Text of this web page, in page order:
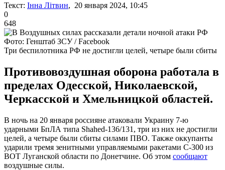
Текст: Інна Літвин, 20 января 2024, 10:45
0
648
Фото: Генштаб ЗСУ / Facebook
Три беспилотника РФ не достигли целей, четыре были сбиты
Противовоздушная оборона работала в
пределах Одесской, Николаевской,
Черкасской и Хмельницкой областей.
В ночь на 20 января россияне атаковали Украину 7-ю
ударными БпЛА типа Shahed-136/131, три из них не достигли
целей, а четыре были сбиты силами ПВО. Также оккупанты
ударили тремя зенитными управляемыми ракетами С-300 из
ВОТ Луганской области по Донетчине. Об этом сообщают
воздушные силы.